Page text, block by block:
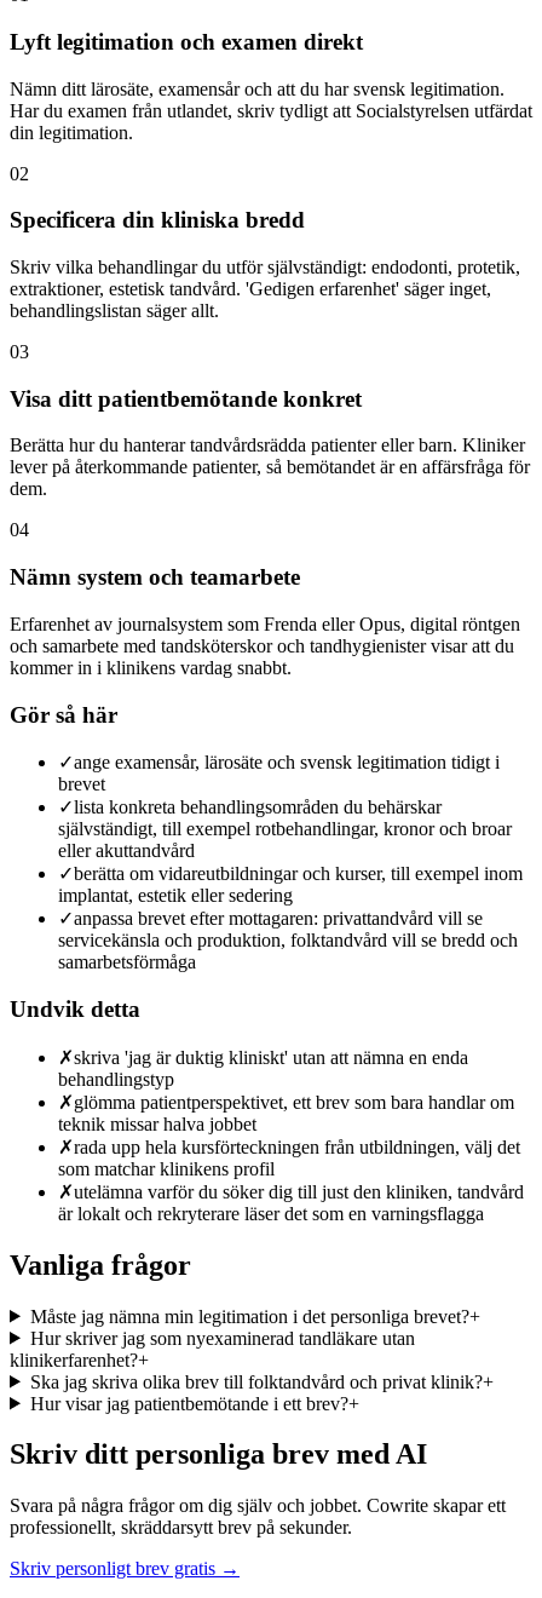
Lyft legitimation och examen direkt
Nämn ditt lärosäte, examensår och att du har svensk legitimation.
Har du examen från utlandet, skriv tydligt att Socialstyrelsen utfärdat
din legitimation.
02
Specificera din kliniska bredd
Skriv vilka behandlingar du utför självständigt: endodonti, protetik,
extraktioner, estetisk tandvård. 'Gedigen erfarenhet' säger inget,
behandlingslistan säger allt.
03
Visa ditt patientbemötande konkret
Berätta hur du hanterar tandvårdsrädda patienter eller barn. Kliniker
lever på återkommande patienter, så bemötandet är en affärsfråga för
dem.
04
Nämn system och teamarbete
Erfarenhet av journalsystem som Frenda eller Opus, digital röntgen
och samarbete med tandsköterskor och tandhygienister visar att du
kommer in i klinikens vardag snabbt.
Gör så här
✓ange examensår, lärosäte och svensk legitimation tidigt i
brevet
✓lista konkreta behandlingsområden du behärskar
självständigt, till exempel rotbehandlingar, kronor och broar
eller akuttandvård
✓berätta om vidareutbildningar och kurser, till exempel inom
implantat, estetik eller sedering
✓anpassa brevet efter mottagaren: privattandvård vill se
servicekänsla och produktion, folktandvård vill se bredd och
samarbetsförmåga
Undvik detta
✗skriva 'jag är duktig kliniskt' utan att nämna en enda
behandlingstyp
✗glömma patientperspektivet, ett brev som bara handlar om
teknik missar halva jobbet
✗rada upp hela kursförteckningen från utbildningen, välj det
som matchar klinikens profil
✗utelämna varför du söker dig till just den kliniken, tandvård
är lokalt och rekryterare läser det som en varningsflagga
Vanliga frågor
Måste jag nämna min legitimation i det personliga brevet?+
Hur skriver jag som nyexaminerad tandläkare utan
klinikerfarenhet?+
Ska jag skriva olika brev till folktandvård och privat klinik?+
Hur visar jag patientbemötande i ett brev?+
Skriv ditt personliga brev med AI
Svara på några frågor om dig själv och jobbet. Cowrite skapar ett
professionellt, skräddarsytt brev på sekunder.
Skriv personligt brev gratis →